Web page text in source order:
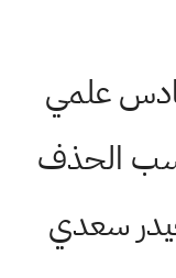
علمي
حسب الحذف